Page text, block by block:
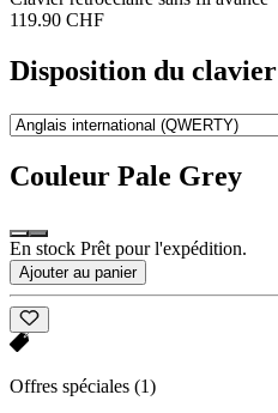
119.90 CHF
Disposition du clavier
Couleur Pale Grey
En stock Prêt pour l'expédition.
Ajouter au panier
Offres spéciales (1)